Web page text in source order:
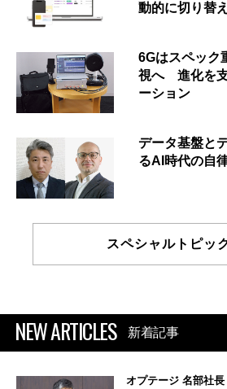
動的に切り替え
6Gはスペック
視へ 進化を
ーション
データ基盤と
るAI時代の自
スペシャルトピッ
NEW ARTICLES 新着記事
オプテージ 名部社